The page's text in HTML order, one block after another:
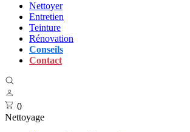
Nettoyer
Entretien
Teinture
Rénovation
Conseils
Contact
0
Nettoyage